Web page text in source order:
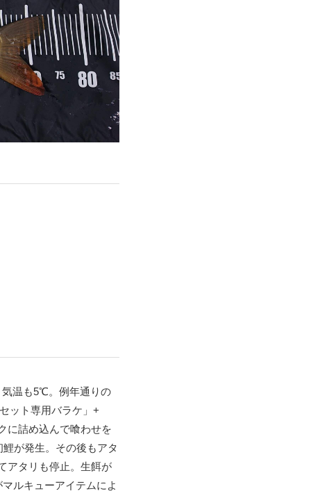
温も5℃。例年通りの
ット専用バラケ」+
に詰め込んで喰わせを
が発生。その後もアタ
アタリも停止。生餌が
ルキューアイテムによ